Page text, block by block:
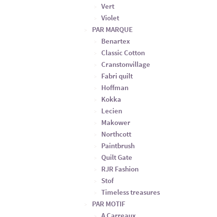
Vert
Violet
PAR MARQUE
Benartex
Classic Cotton
Cranstonvillage
Fabri quilt
Hoffman
Kokka
Lecien
Makower
Northcott
Paintbrush
Quilt Gate
RJR Fashion
Stof
Timeless treasures
PAR MOTIF